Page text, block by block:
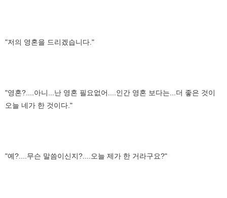
"저의 영혼을 드리겠습니다."
"영혼?....아니...난 영혼 필요없어....인간 영혼 보다는...더 좋은 것이
오늘 네가 한 것이다."
"예?....무슨 말씀이신지?....오늘 제가 한 거라구요?"